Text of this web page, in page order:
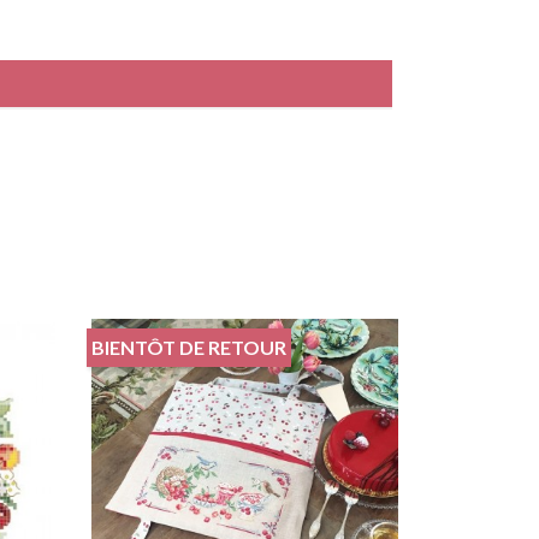
BIENTÔT DE RETOUR